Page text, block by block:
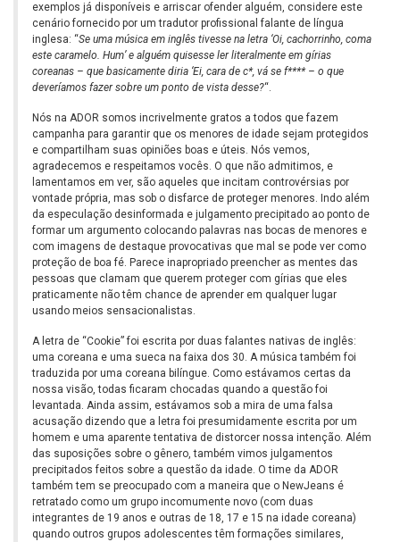
exemplos já disponíveis e arriscar ofender alguém, considere este
cenário fornecido por um tradutor profissional falante de língua
inglesa: “Se uma música em inglês tivesse na letra ‘Oi, cachorrinho, coma
este caramelo. Hum’ e alguém quisesse ler literalmente em gírias
coreanas – que basicamente diria ‘Ei, cara de c*, vá se f**** – o que
deveríamos fazer sobre um ponto de vista desse?“.
Nós na ADOR somos incrivelmente gratos a todos que fazem
campanha para garantir que os menores de idade sejam protegidos
e compartilham suas opiniões boas e úteis. Nós vemos,
agradecemos e respeitamos vocês. O que não admitimos, e
lamentamos em ver, são aqueles que incitam controvérsias por
vontade própria, mas sob o disfarce de proteger menores. Indo além
da especulação desinformada e julgamento precipitado ao ponto de
formar um argumento colocando palavras nas bocas de menores e
com imagens de destaque provocativas que mal se pode ver como
proteção de boa fé. Parece inapropriado preencher as mentes das
pessoas que clamam que querem proteger com gírias que eles
praticamente não têm chance de aprender em qualquer lugar
usando meios sensacionalistas.
A letra de “Cookie” foi escrita por duas falantes nativas de inglês:
uma coreana e uma sueca na faixa dos 30. A música também foi
traduzida por uma coreana bilíngue. Como estávamos certas da
nossa visão, todas ficaram chocadas quando a questão foi
levantada. Ainda assim, estávamos sob a mira de uma falsa
acusação dizendo que a letra foi presumidamente escrita por um
homem e uma aparente tentativa de distorcer nossa intenção. Além
das suposições sobre o gênero, também vimos julgamentos
precipitados feitos sobre a questão da idade. O time da ADOR
também tem se preocupado com a maneira que o NewJeans é
retratado como um grupo incomumente novo (com duas
integrantes de 19 anos e outras de 18, 17 e 15 na idade coreana)
quando outros grupos adolescentes têm formações similares,